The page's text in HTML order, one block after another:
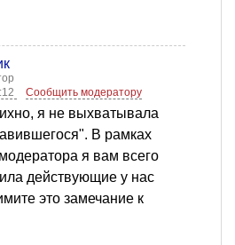
Сообщить модератору
я не выхватывала
В рамках
я вам всего
действующие у нас
это замечание к